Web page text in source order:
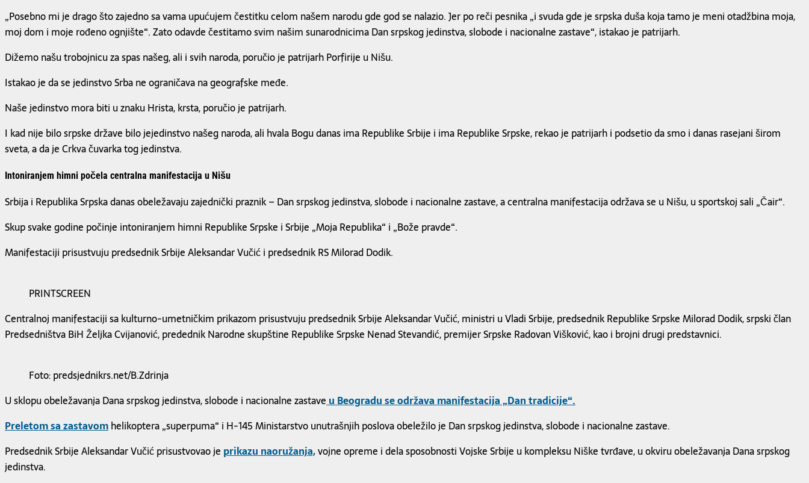
„Posebno mi je drago što zajedno sa vama upućujem čestitku celom našem narodu gde god se nalazio. Jer po reči pesnika „i svuda gde je srpska duša koja tamo je meni otadžbina moja,
moj dom i moje rođeno ognjište“. Zato odavde čestitamo svim našim sunarodnicima Dan srpskog jedinstva, slobode i nacionalne zastave“, istakao je patrijarh.
Dižemo našu trobojnicu za spas našeg, ali i svih naroda, poručio je patrijarh Porfirije u Nišu.
Istakao je da se jedinstvo Srba ne ograničava na geografske međe.
Naše jedinstvo mora biti u znaku Hrista, krsta, poručio je patrijarh.
I kad nije bilo srpske države bilo jejedinstvo našeg naroda, ali hvala Bogu danas ima Republike Srbije i ima Republike Srpske, rekao je patrijarh i podsetio da smo i danas rasejani širom
sveta, a da je Crkva čuvarka tog jedinstva.
Intoniranjem himni počela centralna manifestacija u Nišu
Srbija i Republika Srpska danas obeležavaju zajednički praznik – Dan srpskog jedinstva, slobode i nacionalne zastave, a centralna manifestacija održava se u Nišu, u sportskoj sali „Čair“.
Skup svake godine počinje intoniranjem himni Republike Srpske i Srbije „Moja Republika“ i „Bože pravde“.
Manifestaciji prisustvuju predsednik Srbije Aleksandar Vučić i predsednik RS Milorad Dodik.
PRINTSCREEN
Centralnoj manifestaciji sa kulturno-umetničkim prikazom prisustvuju predsednik Srbije Aleksandar Vučić, ministri u Vladi Srbije, predsednik Republike Srpske Milorad Dodik, srpski član
Predsedništva BiH Željka Cvijanović, predednik Narodne skupštine Republike Srpske Nenad Stevandić, premijer Srpske Radovan Višković, kao i brojni drugi predstavnici.
Foto: predsjednikrs.net/B.Zdrinja
U sklopu obeležavanja Dana srpskog jedinstva, slobode i nacionalne zastave u Beogradu se održava manifestacija „Dan tradicije“.
Preletom sa zastavomhelikoptera „superpuma“ i H-145 Ministarstvo unutrašnjih poslova obeležilo je Dan srpskog jedinstva, slobode i nacionalne zastave.
Predsednik Srbije Aleksandar Vučić prisustvovao je prikazu naoružanja,vojne opreme i dela sposobnosti Vojske Srbije u kompleksu Niške tvrđave, u okviru obeležavanja Dana srpskog
jedinstva.